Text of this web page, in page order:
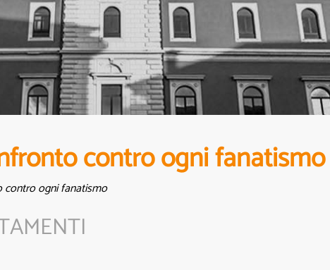
contro ogni fanatismo
ogni fanatismo